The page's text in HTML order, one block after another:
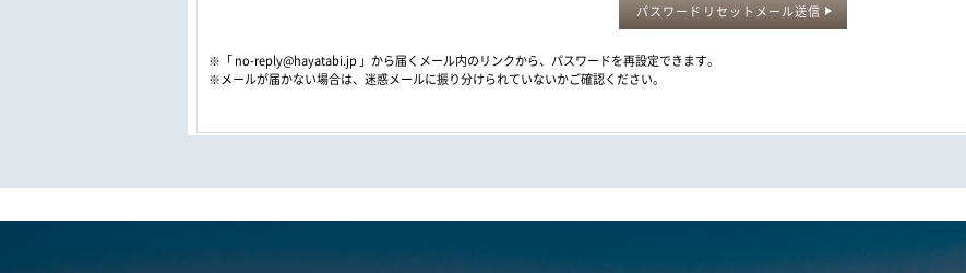
パスワードリセットメール送信
※「 no-reply@hayatabi.jp 」から届くメール内のリンクから、パスワードを再設定できます。
※メールが届かない場合は、迷惑メールに振り分けられていないかご確認ください。